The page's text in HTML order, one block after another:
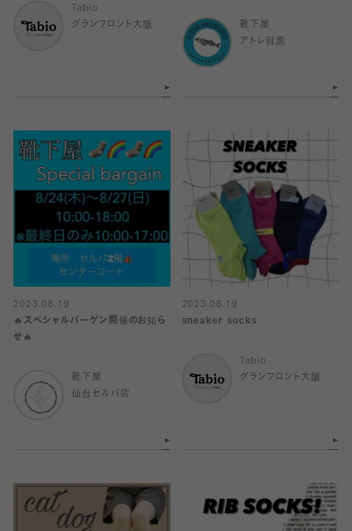
Tabio
グランフロント大阪
靴下屋
アトレ目黒
2023.08.19
🔥スペシャルバーゲン開催のお知ら
せ🔥
靴下屋
仙台セルバ店
2023.08.19
sneaker socks
Tabio
グランフロント大阪